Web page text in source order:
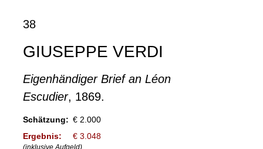
38
GIUSEPPE VERDI
Eigenhändiger Brief an Léon
Escudier, 1869.
Schätzung: € 2.000
Ergebnis:
€ 3.048
(inklusive Aufgeld)